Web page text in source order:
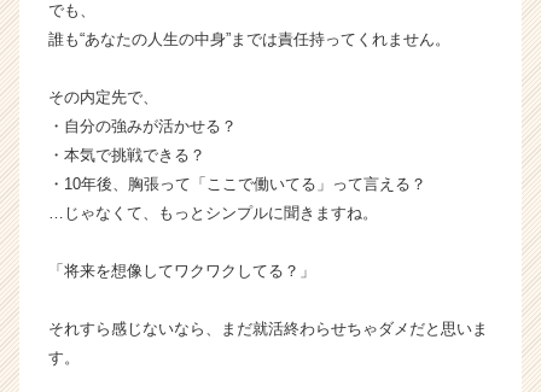
ト
ャ
リ
ア
（C
e
C
でも、
誰も“あなたの人生の中身”までは責任持ってくれません。
その内定先で、
・自分の強みが活かせる？
・本気で挑戦できる？
・10年後、胸張って「ここで働いてる」って言える？
…じゃなくて、もっとシンプルに聞きますね。
「将来を想像してワクワクしてる？」
それすら感じないなら、まだ就活終わらせちゃダメだと思いま
す。